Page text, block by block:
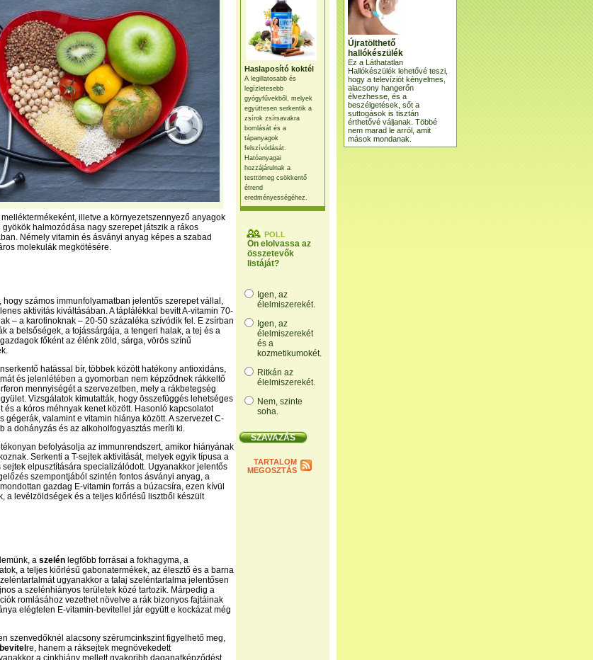
Haslaposító koktél
A legillatosabb és
legízletesebb
gyógyfűvekből, melyek
együttesen serkentik a
zsírok zsírsavakra
bomlását és a
tápanyagok
felszívódását.
Hatóanyagai
hozzájárulnak a
testtömeg csökkentő
étrend
eredményességéhez.
POLL
Ön elolvassa az
összetevők
listáját?
Igen, az
élelmiszerekét.
Igen, az
élelmiszerekét
és a
kozmetikumokét.
Ritkán az
élelmiszerekét.
Nem, szinte
soha.
TARTALOM
MEGOSZTÁS
illetve a környezetszennyező anyagok
halmozódása nagy szerepet játszik a rákos
Némely vitamin és ásványi anyag képes a szabad
molekulák megkötésére.
hogy számos immunfolyamatban jelentős szerepet vállal,
aktivitás kiváltásában. A táplálékkal bevitt A-vitamin 70-
– a karotinoknak – 20-50 százaléka szívódik fel. E zsírban
a belsőségek, a tojássárgája, a tengeri halak, a tej és a
főként az élénk zöld, sárga, vörös színű
hatással bír, többek között hatékony antioxidáns,
és jelenlétében a gyomorban nem képződnek rákkeltő
mennyiségét a szervezetben, mely a rákbetegség
Vizsgálatok kimutatták, hogy összefüggés lehetséges
és a kóros méhnyak kenet között. Hasonló kapcsolatot
gégerák, valamint e vitamin hiánya között. A szervezet C-
a dohányzás és az alkoholfogyasztás meríti ki.
befolyásolja az immunrendszert, amikor hiányának
Serkenti a T-sejtek aktivitását, melyek egyik típusa a
elpusztítására specializálódott. Ugyanakkor jelentős
szempontjából szintén fontos ásványi anyag, a
gazdag E-vitamin forrás a búzacsíra, ezen kívül
a levélzöldségek és a teljes kiőrlésű lisztből készült
a szelén legfőbb forrásai a fokhagyma, a
a teljes kiőrlésű gabonatermékek, az élesztő és a barna
ugyanakkor a talaj szeléntartalma jelentősen
a szelénhiányos területek közé tartozik. Márpedig a
romlásához vezethet növelve a rák bizonyos fajtáinak
elégtelen E-vitamin-bevitellel jár együtt e kockázat még
szenvedőknél alacsony szérumcinkszint figyelhető meg,
re, hanem a ráksejtek megnövekedett
a cinkhiány mellett gyakoribb daganatképződést
Újratölthető
hallókészülék
Ez a Láthatatlan
Hallókészülék lehetővé teszi,
hogy a televíziót kényelmes,
alacsony hangerőn
élvezhesse, és a
beszélgetések, sőt a
suttogások is tisztán
érthetővé váljanak. Többé
nem marad le arról, amit
mások mondanak.